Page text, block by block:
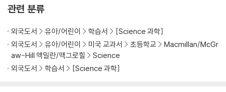
Places to Live
Lesson 2 Water Habitats
- Writing in Science
- Math in Science
Lesson 3 Plants and Animals Live Together
관련 분류
외국도서 유아/어린이 학습서
[Science 과학]
외국도서
유아/어린이 미국 교과서 초등학교
Macmillan/McGr
aw-Hill 맥밀란/맥그로힐
Science
외국도서
학습서 [Science 과학]